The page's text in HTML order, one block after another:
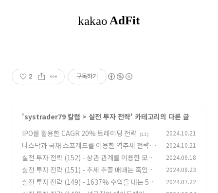
2 구독하기
'systrader79 칼럼 > 실전 투자 전략' 카테고리의 다른 글
IPO를 활용한 CAGR 20% 트레이딩 전략
(11) 2024.10.21
나스닥과 국채 스프레드를 이용한 역추세 전략
(1)
2024.10.21
실전 투자 전략 (152) - 상관 관계를 이용한 모멘
텀 전략
(1)
2024.09.18
실전 투자 전략 (151) - 추세 추종 매매는 죽었는
가?
(3)
2024.08.23
실전 투자 전략 (149) - 1637% 수익을 내는 5분
2024.07.22